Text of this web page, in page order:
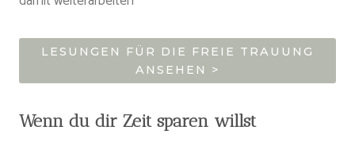
LESUNGEN FÜR DIE FREIE TRAUUNG
ANSEHEN >
Wenn du dir Zeit sparen willst